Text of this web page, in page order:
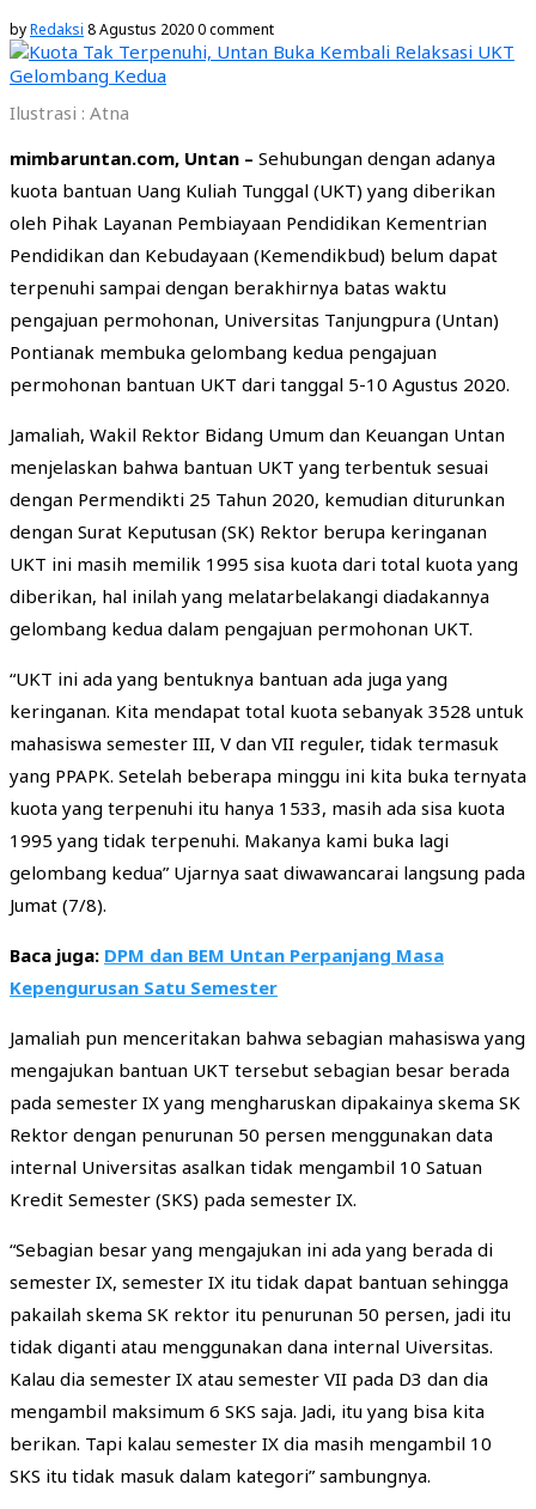
byRedaksi 8 Agustus 20200 comment
Ilustrasi : Atna
mimbaruntan.com, Untan – Sehubungan dengan adanya
kuota bantuan Uang Kuliah Tunggal (UKT) yang diberikan
oleh Pihak Layanan Pembiayaan Pendidikan Kementrian
Pendidikan dan Kebudayaan (Kemendikbud) belum dapat
terpenuhi sampai dengan berakhirnya batas waktu
pengajuan permohonan, Universitas Tanjungpura (Untan)
Pontianak membuka gelombang kedua pengajuan
permohonan bantuan UKT dari tanggal 5-10 Agustus 2020.
Jamaliah, Wakil Rektor Bidang Umum dan Keuangan Untan
menjelaskan bahwa bantuan UKT yang terbentuk sesuai
dengan Permendikti 25 Tahun 2020, kemudian diturunkan
dengan Surat Keputusan (SK) Rektor berupa keringanan
UKT ini masih memilik 1995 sisa kuota dari total kuota yang
diberikan, hal inilah yang melatarbelakangi diadakannya
gelombang kedua dalam pengajuan permohonan UKT.
“UKT ini ada yang bentuknya bantuan ada juga yang
keringanan. Kita mendapat total kuota sebanyak 3528 untuk
mahasiswa semester III, V dan VII reguler, tidak termasuk
yang PPAPK. Setelah beberapa minggu ini kita buka ternyata
kuota yang terpenuhi itu hanya 1533, masih ada sisa kuota
1995 yang tidak terpenuhi. Makanya kami buka lagi
gelombang kedua” Ujarnya saat diwawancarai langsung pada
Jumat (7/8).
Baca juga: DPM dan BEM Untan Perpanjang Masa
Kepengurusan Satu Semester
Jamaliah pun menceritakan bahwa sebagian mahasiswa yang
mengajukan bantuan UKT tersebut sebagian besar berada
pada semester IX yang mengharuskan dipakainya skema SK
Rektor dengan penurunan 50 persen menggunakan data
internal Universitas asalkan tidak mengambil 10 Satuan
Kredit Semester (SKS) pada semester IX.
“Sebagian besar yang mengajukan ini ada yang berada di
semester IX, semester IX itu tidak dapat bantuan sehingga
pakailah skema SK rektor itu penurunan 50 persen, jadi itu
tidak diganti atau menggunakan dana internal Uiversitas.
Kalau dia semester IX atau semester VII pada D3 dan dia
mengambil maksimum 6 SKS saja. Jadi, itu yang bisa kita
berikan. Tapi kalau semester IX dia masih mengambil 10
SKS itu tidak masuk dalam kategori” sambungnya.